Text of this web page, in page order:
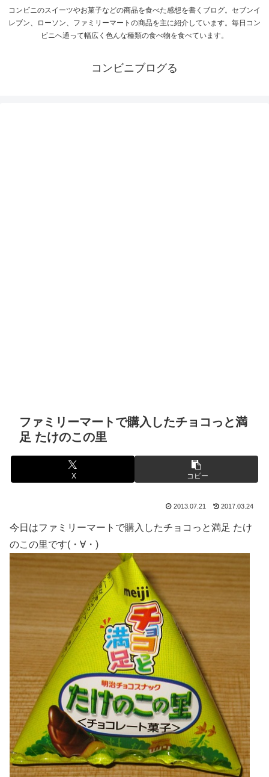
コンビニのスイーツやお菓子などの商品を食べた感想を書くブログ。セブンイ
レブン、ローソン、ファミリーマートの商品を主に紹介しています。毎日コン
ビニへ通って幅広く色んな種類の食べ物を食べています。
コンビニブログる
ファミリーマートで購入したチョコっと満
足 たけのこの里
X コピー
2013.07.21 2017.03.24
今日はファミリーマートで購入したチョコっと満足 たけ
のこの里です(・∀・)